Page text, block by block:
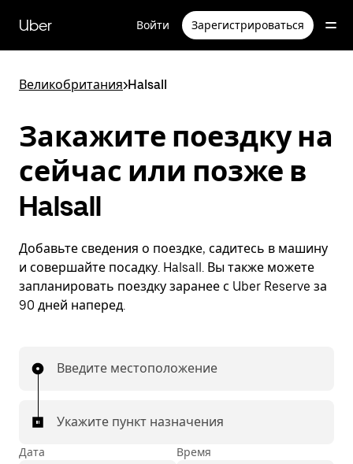
перейти
к
содержимому
Uber Войти Зарегистрироваться
Великобритания>Halsall
Закажите поездку на
сейчас или позже в
Halsall
Добавьте сведения о поездке, садитесь в машину
и совершайте посадку. Halsall. Вы также можете
запланировать поездку заранее с Uber Reserve за
90 дней наперед.
Введите местоположение
Укажите пункт назначения
Дата Время